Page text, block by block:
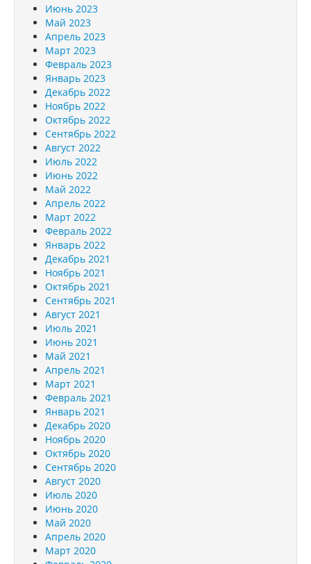
Июнь 2023
Май 2023
Апрель 2023
Март 2023
Февраль 2023
Январь 2023
Декабрь 2022
Ноябрь 2022
Октябрь 2022
Сентябрь 2022
Август 2022
Июль 2022
Июнь 2022
Май 2022
Апрель 2022
Март 2022
Февраль 2022
Январь 2022
Декабрь 2021
Ноябрь 2021
Октябрь 2021
Сентябрь 2021
Август 2021
Июль 2021
Июнь 2021
Май 2021
Апрель 2021
Март 2021
Февраль 2021
Январь 2021
Декабрь 2020
Ноябрь 2020
Октябрь 2020
Сентябрь 2020
Август 2020
Июль 2020
Июнь 2020
Май 2020
Апрель 2020
Март 2020